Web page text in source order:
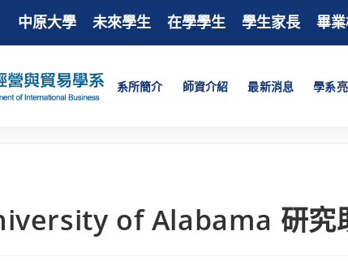
中原大學 未來學生 在學學生 學生家長 畢
系所簡介 師資介紹 最新消息 學系
of Alabama 研究